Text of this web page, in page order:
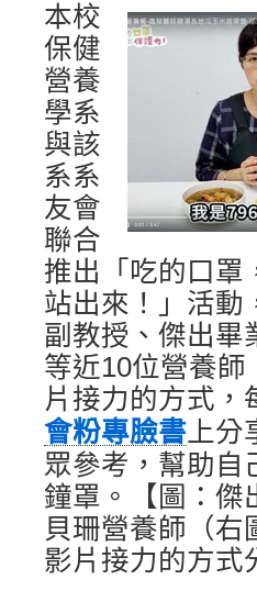
本校
保健
營養
學系
與該
系系
友會
聯合
推出「吃的口罩
站出來！」活動
副教授、傑出畢
等近10位營養師
片接力的方式，
會粉專臉書 上
眾參考，幫助自
鐘罩。【圖：傑
貝珊營養師（右
影片接力的方式